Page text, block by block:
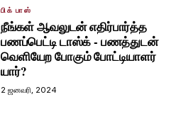
பிக் பாஸ்
நீங்கள் ஆவலுடன் எதிர்பார்த்த
பணப்பெட்டி டாஸ்க் - பணத்துடன்
வெளியேற போகும் போட்டியாளர்
யார்?
2 ஜனவரி, 2024